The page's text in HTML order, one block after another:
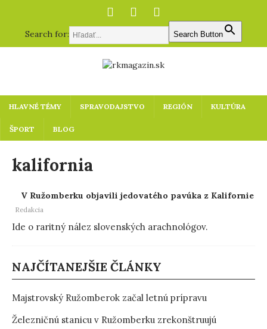
Search for: Search Button
HLAVNÉ TÉMY SPRAVODAJSTVO REGIÓN KULTÚRA
ŠPORT BLOG
kalifornia
V Ružomberku objavili jedovatého pavúka z Kalifornie
Redakcia
Ide o raritný nález slovenských arachnológov.
NAJČÍTANEJŠIE ČLÁNKY
Majstrovský Ružomberok začal letnú prípravu
Železničnú stanicu v Ružomberku zrekonštruujú